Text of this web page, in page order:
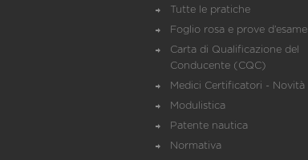
Tutte le pratiche
Foglio rosa e prove d’esame
Carta di Qualificazione del
Conducente (CQC)
Medici Certificatori - Novità
Modulistica
Patente nautica
Normativa